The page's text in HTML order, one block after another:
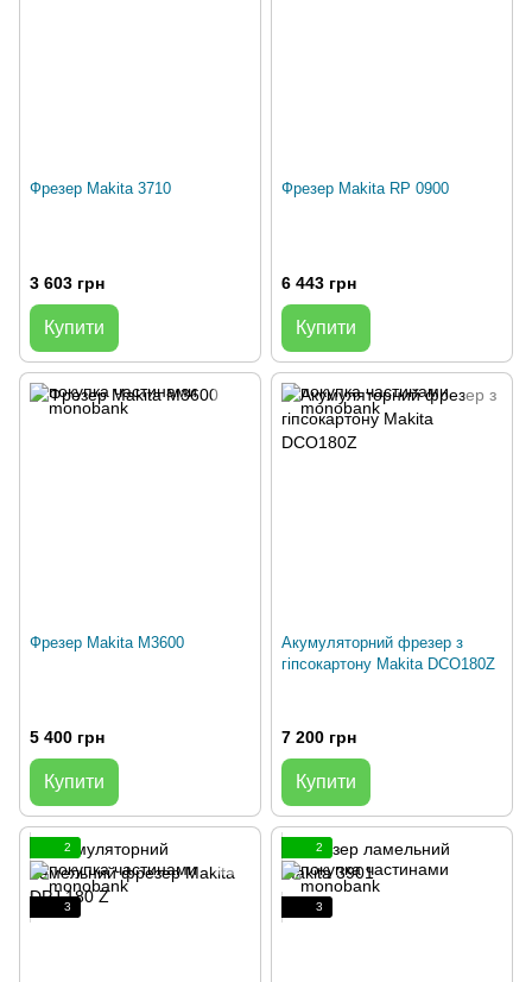
Фрезер Makita 3710
3 603 грн
Купити
Фрезер Makita RP 0900
6 443 грн
Купити
Фрезер Makita M3600
5 400 грн
Купити
Акумуляторний фрезер з
гіпсокартону Makita DCO180Z
7 200 грн
Купити
2
3
2
3